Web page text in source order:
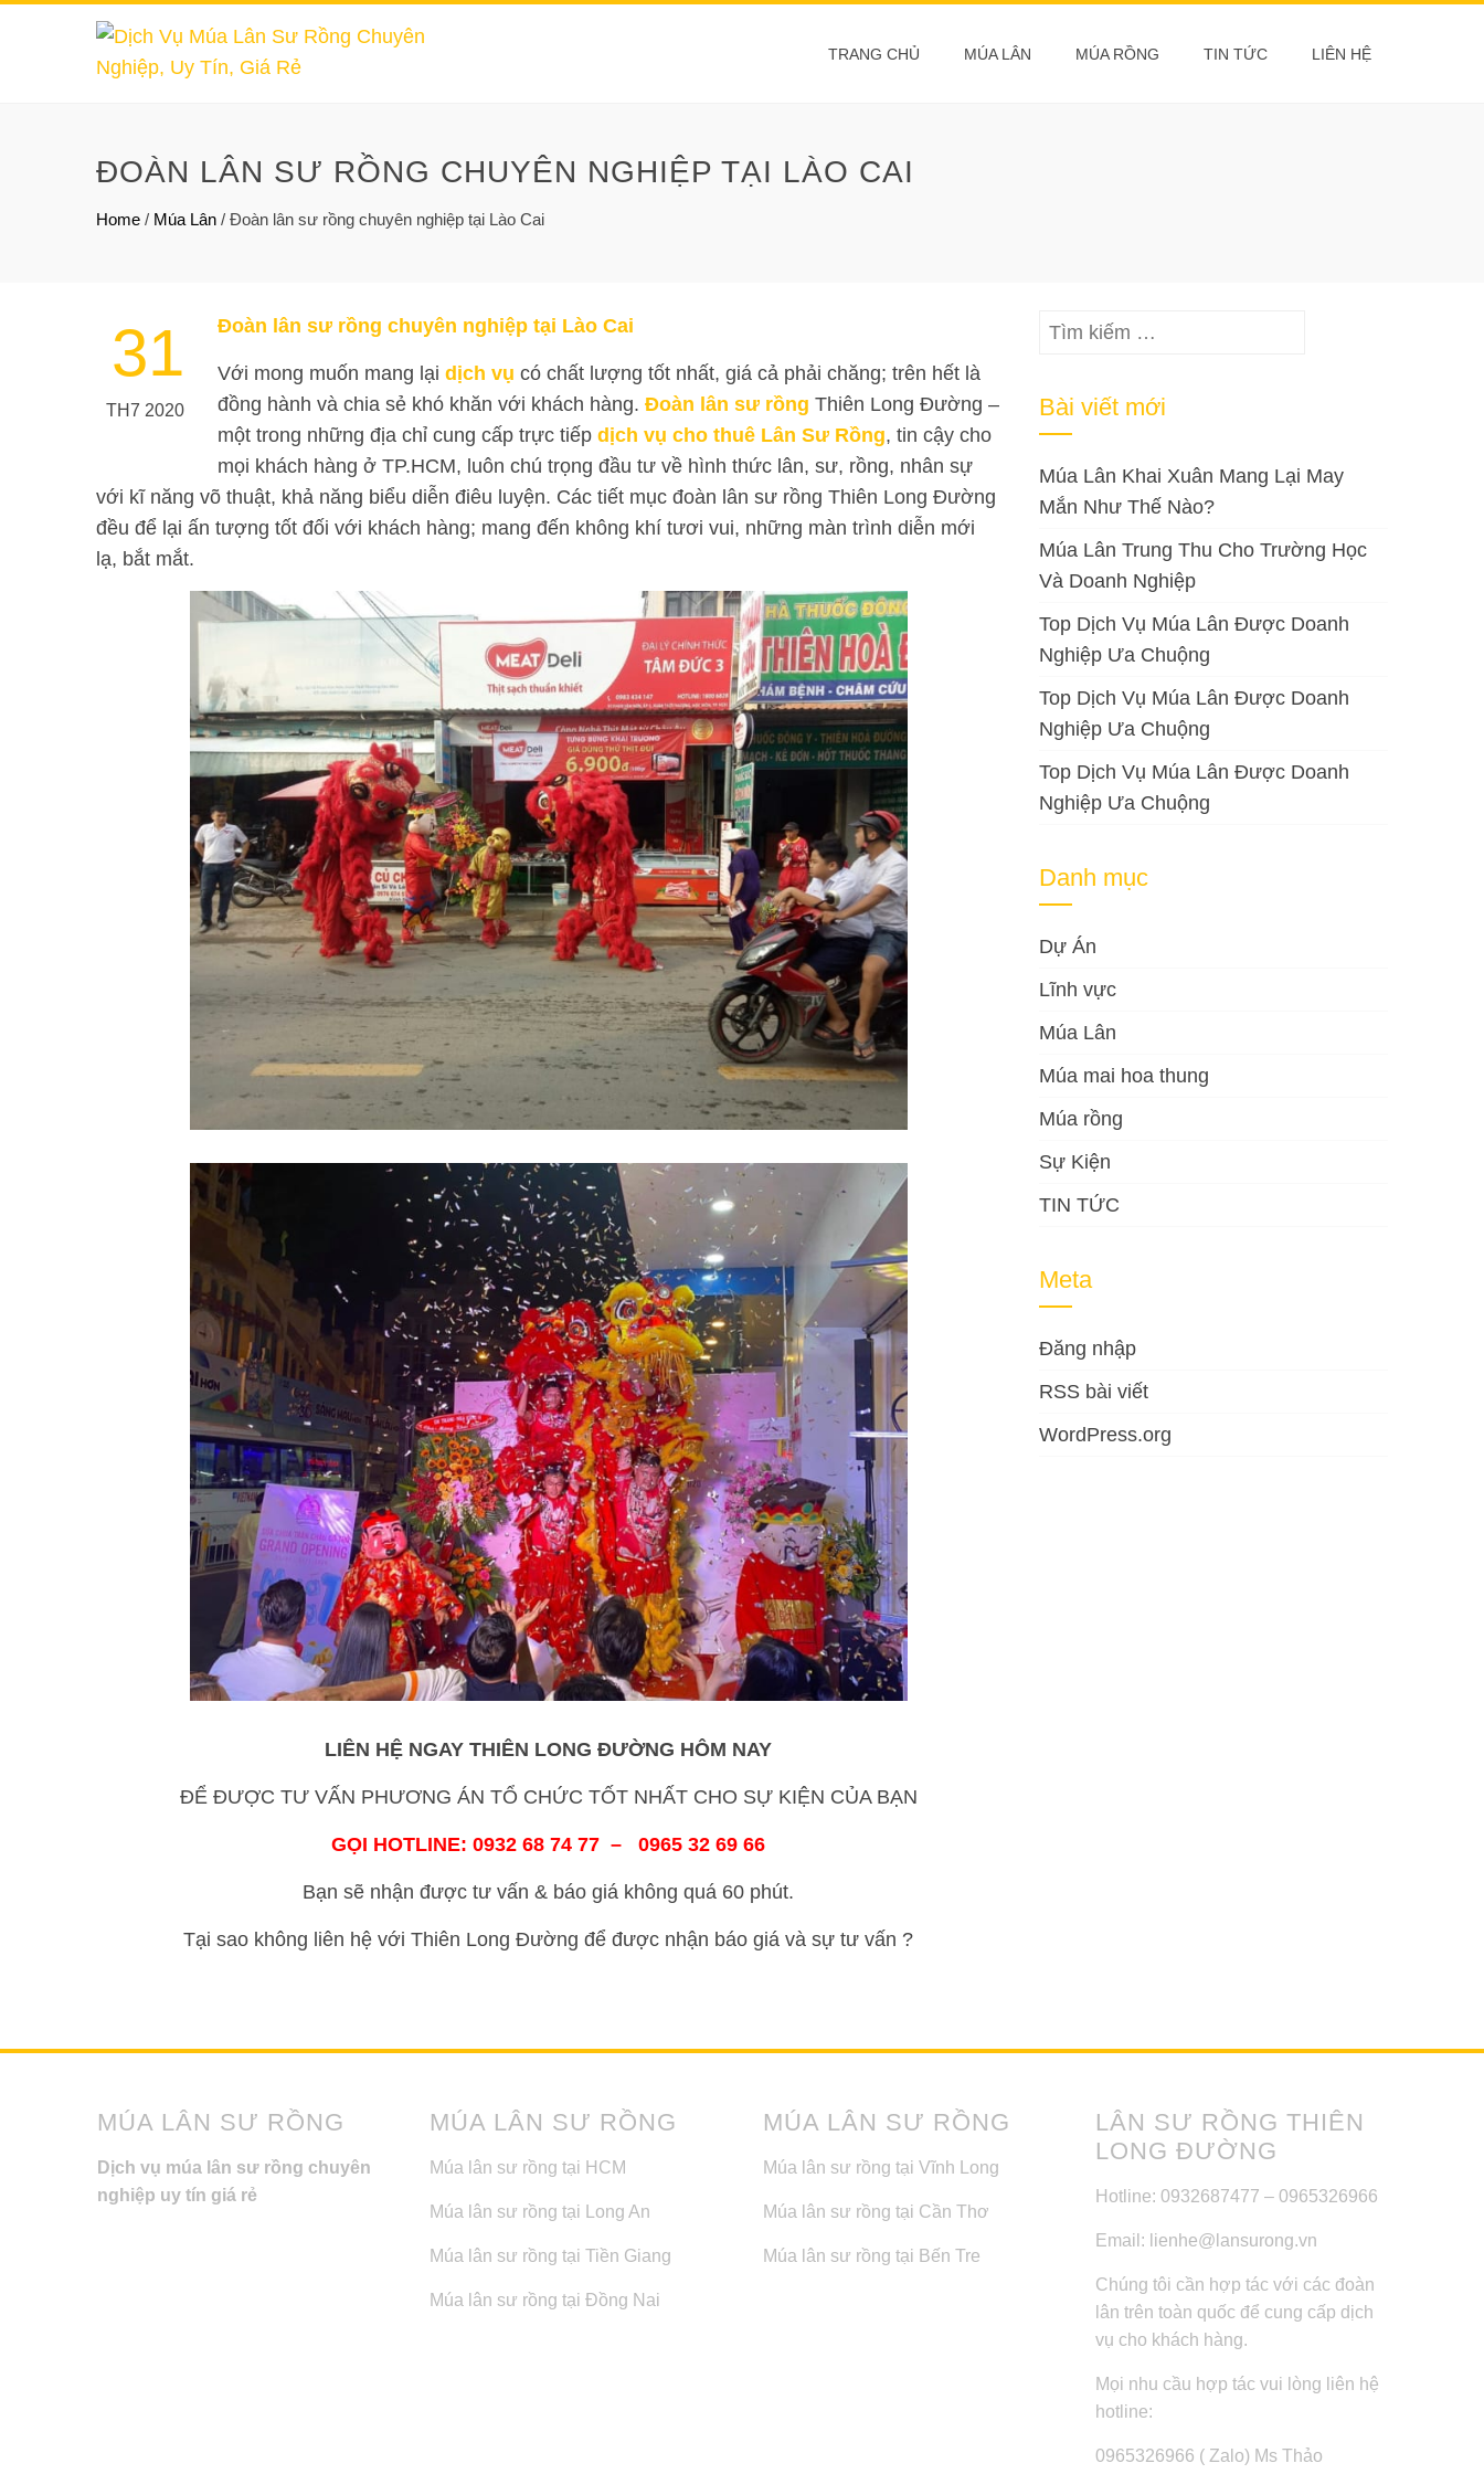
TRANG CHỦ MÚA LÂN MÚA RỒNG TIN TỨC LIÊN HỆ
ĐOÀN LÂN SƯ RỒNG CHUYÊN NGHIỆP TẠI LÀO CAI
Home / Múa Lân / Đoàn lân sư rồng chuyên nghiệp tại Lào Cai
31
TH7 2020
Đoàn lân sư rồng chuyên nghiệp tại Lào Cai
Với mong muốn mang lại dịch vụ có chất lượng tốt nhất, giá cả phải chăng; trên hết là
đồng hành và chia sẻ khó khăn với khách hàng. Đoàn lân sư rồng Thiên Long Đường –
một trong những địa chỉ cung cấp trực tiếp dịch vụ cho thuê Lân Sư Rồng, tin cậy cho
mọi khách hàng ở TP.HCM, luôn chú trọng đầu tư về hình thức lân, sư, rồng, nhân sự
với kĩ năng võ thuật, khả năng biểu diễn điêu luyện. Các tiết mục đoàn lân sư rồng Thiên Long Đường
đều để lại ấn tượng tốt đối với khách hàng; mang đến không khí tươi vui, những màn trình diễn mới
lạ, bắt mắt.
LIÊN HỆ NGAY THIÊN LONG ĐƯỜNG HÔM NAY
ĐỂ ĐƯỢC TƯ VẤN PHƯƠNG ÁN TỔ CHỨC TỐT NHẤT CHO SỰ KIỆN CỦA BẠN
GỌI HOTLINE: 0932 68 74 77 – 0965 32 69 66
Bạn sẽ nhận được tư vấn & báo giá không quá 60 phút.
Tại sao không liên hệ với Thiên Long Đường để được nhận báo giá và sự tư vấn ?
Tìm
Bài viết mới
Múa Lân Khai Xuân Mang Lại May
Mắn Như Thế Nào?
Múa Lân Trung Thu Cho Trường Học
Và Doanh Nghiệp
Top Dịch Vụ Múa Lân Được Doanh
Nghiệp Ưa Chuộng
Top Dịch Vụ Múa Lân Được Doanh
Nghiệp Ưa Chuộng
Top Dịch Vụ Múa Lân Được Doanh
Nghiệp Ưa Chuộng
Danh mục
Dự Án
Lĩnh vực
Múa Lân
Múa mai hoa thung
Múa rồng
Sự Kiện
TIN TỨC
Meta
Đăng nhập
RSS bài viết
WordPress.org
MÚA LÂN SƯ RỒNG
Dịch vụ múa lân sư rồng chuyên
nghiệp uy tín giá rẻ
MÚA LÂN SƯ RỒNG
Múa lân sư rồng tại HCM
Múa lân sư rồng tại Long An
Múa lân sư rồng tại Tiền Giang
Múa lân sư rồng tại Đồng Nai
MÚA LÂN SƯ RỒNG
Múa lân sư rồng tại Vĩnh Long
Múa lân sư rồng tại Cần Thơ
Múa lân sư rồng tại Bến Tre
LÂN SƯ RỒNG THIÊN
LONG ĐƯỜNG
Hotline: 0932687477 – 0965326966
Email: lienhe@lansurong.vn
Chúng tôi cần hợp tác với các đoàn
lân trên toàn quốc để cung cấp dịch
vụ cho khách hàng.
Mọi nhu cầu hợp tác vui lòng liên hệ
hotline:
0965326966 ( Zalo) Ms Thảo